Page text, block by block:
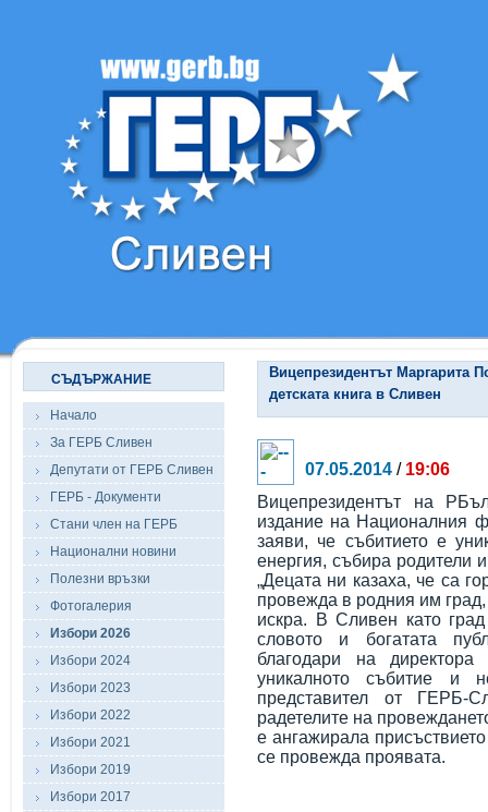
СЪДЪРЖАНИЕ
Начало
За ГЕРБ Сливен
Депутати от ГЕРБ Сливен
ГЕРБ - Документи
Стани член на ГЕРБ
Национални новини
Полезни връзки
Фотогалерия
Избори 2026
Избори 2024
Избори 2023
Избори 2022
Избори 2021
Избори 2019
Избори 2017
Вицепрезидентът Маргарита
детската книга в Сливен
07.05.2014 / 19:06
Вицепрезидентът на
издание на Националния
заяви, че събитието е
енергия, събира родители
„Децата ни казаха, че са
провежда в родния им
искра. В Сливен като град
словото и богатата
благодари на
уникалното събитие и
представител от ГЕРБ-
радетелите на
е ангажирала
се провежда проявата.